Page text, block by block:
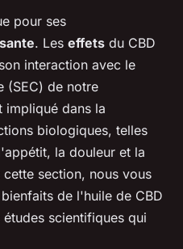
pour ses
sante. Les effets du CBD
interaction avec le
(SEC) de notre
impliqué dans la
biologiques, telles
la douleur et la
section, nous vous
de l'huile de CBD
scientifiques qui